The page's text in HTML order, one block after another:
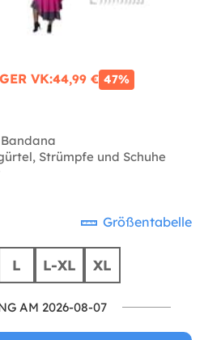
VK:44,99 € 47%
Strümpfe und Schuhe
Größentabelle
L L-XL XL
AM 2026-08-07